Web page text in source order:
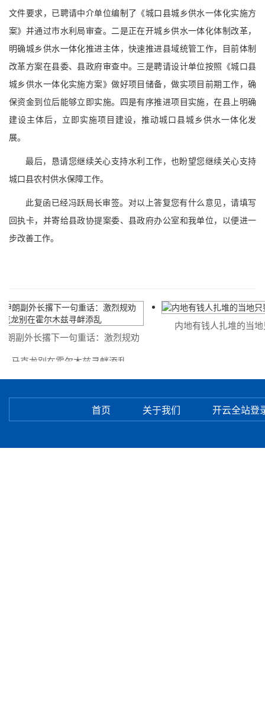
文件要求，已聘请中介单位编制了《城口县城乡供水一体化实施方
案》并通过市水利局审查。二是正在开城乡供水一体化体制改革，
明确城乡供水一体化推进主体，快速推进县域统管工作，目前体制
改革方案在县委、县政府审查中。三是聘请设计单位按照《城口县
城乡供水一体化实施方案》做好项目储备，做实项目前期工作，确
保资金到位后能够立即实施。四是有序推进项目实施，在县上明确
建设主体后，立即实施项目建设，推动城口县城乡供水一体化发
展。
最后，恳请您继续关心支持水利工作，也盼望您继续关心支持
城口县农村供水保障工作。
此复函已经冯跃局长审签。对以上答复您有什么意见，请填写
回执卡，并寄给县政协提案委、县政府办公室和我单位，以便进一
步改善工作。
外长撂下一句重话：激烈规劝
克龙别在霍尔木兹寻衅添乱
内地有钱人扎堆的当地只
首页 关于我们 开云全站登